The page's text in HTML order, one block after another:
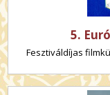
5.
Fesztiváldíjas